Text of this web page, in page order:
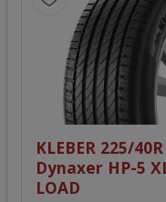
KLEBER 225/
Dynaxer HP-5
LOAD